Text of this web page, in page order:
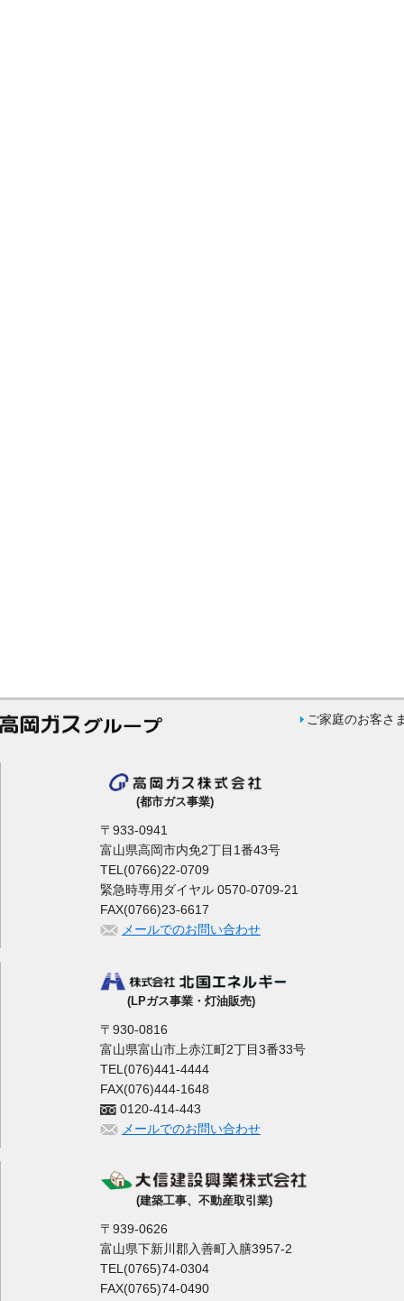
ご家庭のお客さ
(都市ガス事業)
〒933-0941
富山県高岡市内免2丁目1番43号
TEL(0766)22-0709
緊急時専用ダイヤル 0570-0709-21
FAX(0766)23-6617
メールでのお問い合わせ
(LPガス事業・灯油販売)
〒930-0816
富山県富山市上赤江町2丁目3番33号
TEL(076)441-4444
FAX(076)444-1648
0120-414-443
メールでのお問い合わせ
(建築工事、不動産取引業)
〒939-0626
富山県下新川郡入善町入膳3957-2
TEL(0765)74-0304
FAX(0765)74-0490